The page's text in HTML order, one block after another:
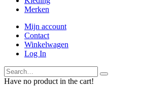
Merken
Mijn account
Contact
Winkelwagen
Log In
Have no product in the cart!